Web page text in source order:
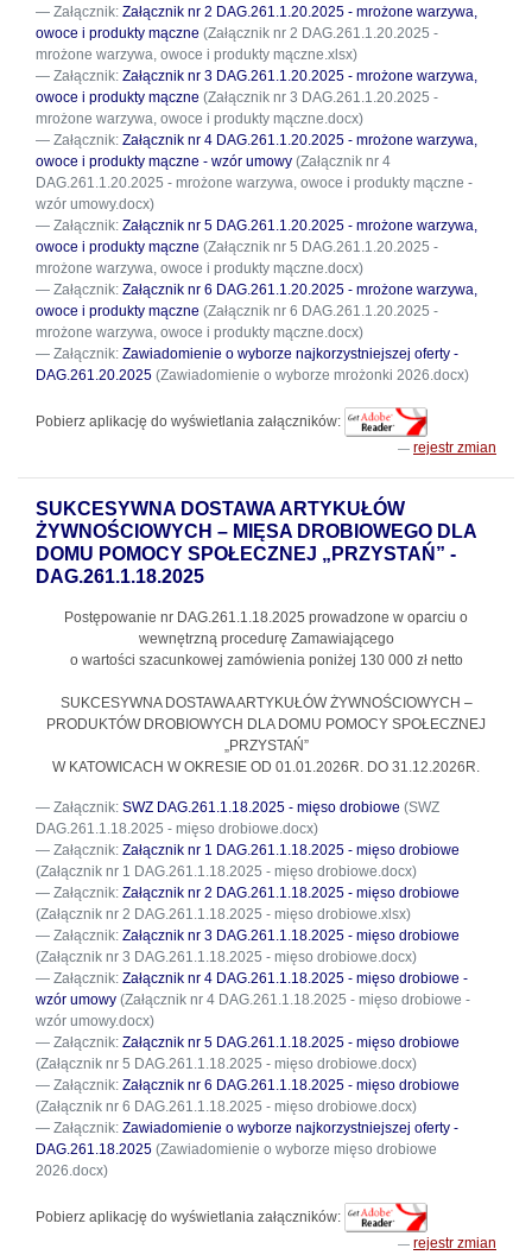
Załącznik: Załącznik nr 2 DAG.261.1.20.2025 - mrożone warzywa,
owoce i produkty mączne (Załącznik nr 2 DAG.261.1.20.2025 -
mrożone warzywa, owoce i produkty mączne.xlsx)
Załącznik: Załącznik nr 3 DAG.261.1.20.2025 - mrożone warzywa,
owoce i produkty mączne (Załącznik nr 3 DAG.261.1.20.2025 -
mrożone warzywa, owoce i produkty mączne.docx)
Załącznik: Załącznik nr 4 DAG.261.1.20.2025 - mrożone warzywa,
owoce i produkty mączne - wzór umowy (Załącznik nr 4
DAG.261.1.20.2025 - mrożone warzywa, owoce i produkty mączne -
wzór umowy.docx)
Załącznik: Załącznik nr 5 DAG.261.1.20.2025 - mrożone warzywa,
owoce i produkty mączne (Załącznik nr 5 DAG.261.1.20.2025 -
mrożone warzywa, owoce i produkty mączne.docx)
Załącznik: Załącznik nr 6 DAG.261.1.20.2025 - mrożone warzywa,
owoce i produkty mączne (Załącznik nr 6 DAG.261.1.20.2025 -
mrożone warzywa, owoce i produkty mączne.docx)
Załącznik: Zawiadomienie o wyborze najkorzystniejszej oferty -
DAG.261.20.2025 (Zawiadomienie o wyborze mrożonki 2026.docx)
Pobierz aplikację do wyświetlania załączników:
rejestr zmian
SUKCESYWNA DOSTAWA ARTYKUŁÓW
ŻYWNOŚCIOWYCH – MIĘSA DROBIOWEGO DLA
DOMU POMOCY SPOŁECZNEJ „PRZYSTAŃ” -
DAG.261.1.18.2025
Postępowanie nr DAG.261.1.18.2025 prowadzone w oparciu o
wewnętrzną procedurę Zamawiającego
o wartości szacunkowej zamówienia poniżej 130 000 zł netto
SUKCESYWNA DOSTAWA ARTYKUŁÓW ŻYWNOŚCIOWYCH –
PRODUKTÓW DROBIOWYCH DLA DOMU POMOCY SPOŁECZNEJ
„PRZYSTAŃ”
W KATOWICACH W OKRESIE OD 01.01.2026R. DO 31.12.2026R.
Załącznik: SWZ DAG.261.1.18.2025 - mięso drobiowe (SWZ
DAG.261.1.18.2025 - mięso drobiowe.docx)
Załącznik: Załącznik nr 1 DAG.261.1.18.2025 - mięso drobiowe
(Załącznik nr 1 DAG.261.1.18.2025 - mięso drobiowe.docx)
Załącznik: Załącznik nr 2 DAG.261.1.18.2025 - mięso drobiowe
(Załącznik nr 2 DAG.261.1.18.2025 - mięso drobiowe.xlsx)
Załącznik: Załącznik nr 3 DAG.261.1.18.2025 - mięso drobiowe
(Załącznik nr 3 DAG.261.1.18.2025 - mięso drobiowe.docx)
Załącznik: Załącznik nr 4 DAG.261.1.18.2025 - mięso drobiowe -
wzór umowy (Załącznik nr 4 DAG.261.1.18.2025 - mięso drobiowe -
wzór umowy.docx)
Załącznik: Załącznik nr 5 DAG.261.1.18.2025 - mięso drobiowe
(Załącznik nr 5 DAG.261.1.18.2025 - mięso drobiowe.docx)
Załącznik: Załącznik nr 6 DAG.261.1.18.2025 - mięso drobiowe
(Załącznik nr 6 DAG.261.1.18.2025 - mięso drobiowe.docx)
Załącznik: Zawiadomienie o wyborze najkorzystniejszej oferty -
DAG.261.18.2025 (Zawiadomienie o wyborze mięso drobiowe
2026.docx)
Pobierz aplikację do wyświetlania załączników:
rejestr zmian